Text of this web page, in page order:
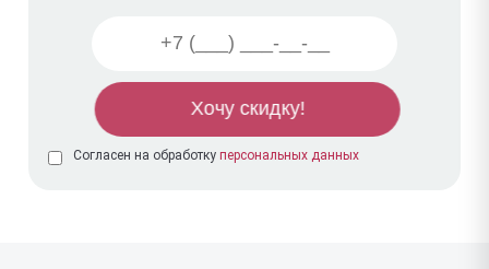
Согласен на обработку персональных данных